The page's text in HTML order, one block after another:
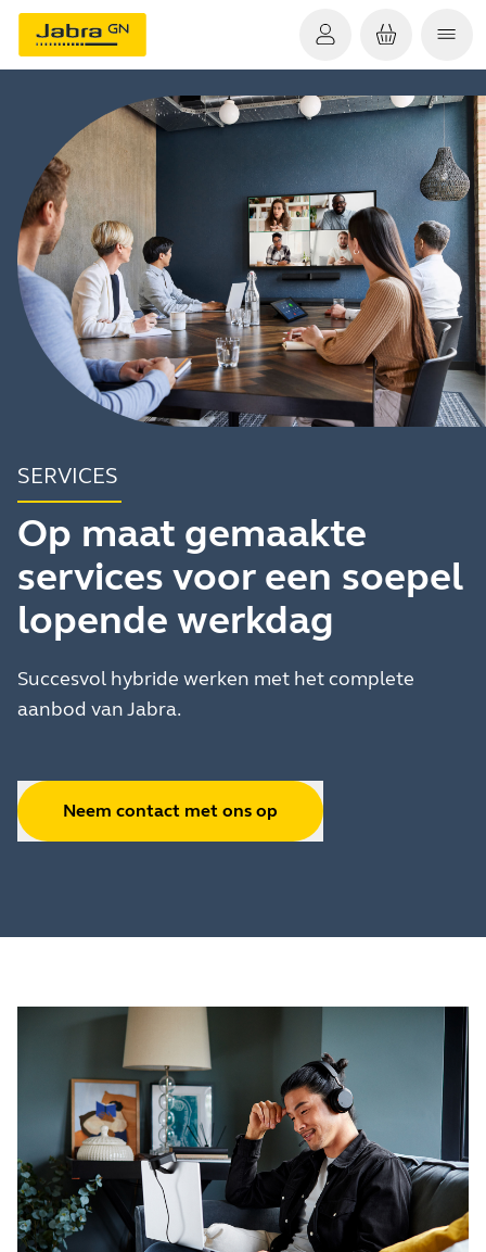
SERVICES
Op maat gemaakte
services voor een soepel
lopende werkdag
Succesvol hybride werken met het complete
aanbod van Jabra.
Neem contact met ons op